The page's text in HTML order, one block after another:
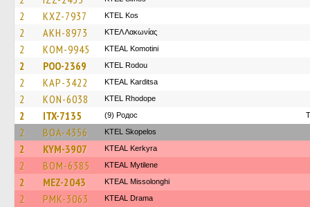
2 KXZ-7937 KTEL Kos
2 AKH-8973 ΚΤΕΛ Λακωνίας
2 KOM-9945 KTEAL Komotini
2 POO-2369 ΚΤΕL Rodou
2 KAP-3422 KTEAL Karditsa
2 KON-6038 KTEL Rhodope
2 ITX-7135 (9) Родос
2 BOA-4356 KTEL Skopelos
2 KYM-3907 KTEAL Kerkyra
2 BOM-6385 KTEAL Mytilene
2 MEZ-2043 KTEAL Missolonghi
2 PMK-3063 KTEAL Drama